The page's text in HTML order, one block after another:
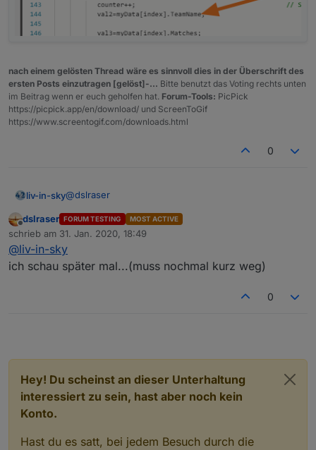
An dieser Stelle mal danke für Deinen Adapter
OliverIO👍
nach einem gelösten Thread wäre es sinnvoll dies in der Überschrift des
ersten Posts einzutragen [gelöst]-... Bitte benutzt das Voting rechts unten
im Beitrag wenn er euch geholfen hat. Forum-Tools: PicPick
https://picpick.app/en/download/ und ScreenToGif
https://www.screentogif.com/downloads.html
0
liv-in-sky@dslraser
hier ShortName eintragen
Offline
dslraser FORUM TESTING MOST ACTIVE
schrieb am 31. Jan. 2020, 18:49
zuletzt editiert von
@liv-in-sky
ich schau später mal...(muss nochmal kurz weg)
0
Hey! Du scheinst an dieser Unterhaltung
interessiert zu sein, hast aber noch kein
Konto.
Hast du es satt, bei jedem Besuch durch die